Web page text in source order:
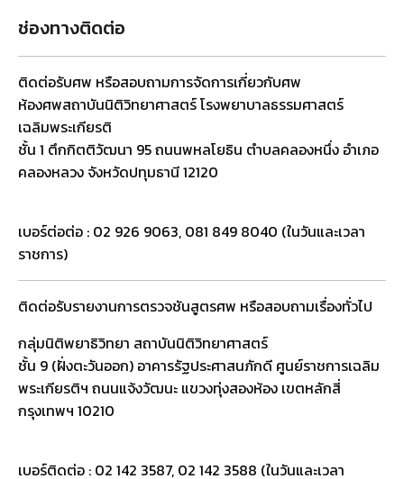
ช่องทางติดต่อ
ติดต่อรับศพ หรือสอบถามการจัดการเกี่ยวกับศพ
ห้องศพสถาบันนิติวิทยาศาสตร์ โรงพยาบาลธรรมศาสตร์
เฉลิมพระเกียรติ
ชั้น 1 ตึกกิตติวัฒนา 95 ถนนพหลโยธิน ตำบลคลองหนึ่ง อำเภอ
คลองหลวง จังหวัดปทุมธานี 12120
เบอร์ต่อต่อ : 02 926 9063, 081 849 8040 (ในวันและเวลา
ราชการ)
ติดต่อรับรายงานการตรวจชันสูตรศพ หรือสอบถามเรื่องทั่วไป
กลุ่มนิติพยาธิวิทยา สถาบันนิติวิทยาศาสตร์
ชั้น 9 (ฝั่งตะวันออก) อาคารรัฐประศาสนภักดี ศูนย์ราชการเฉลิม
พระเกียรติฯ ถนนแจ้งวัฒนะ แขวงทุ่งสองห้อง เขตหลักสี่
กรุงเทพฯ 10210
เบอร์ติดต่อ : 02 142 3587, 02 142 3588 (ในวันและเวลา